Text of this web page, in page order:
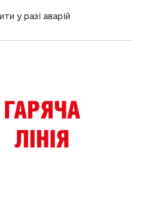
у разі аварій